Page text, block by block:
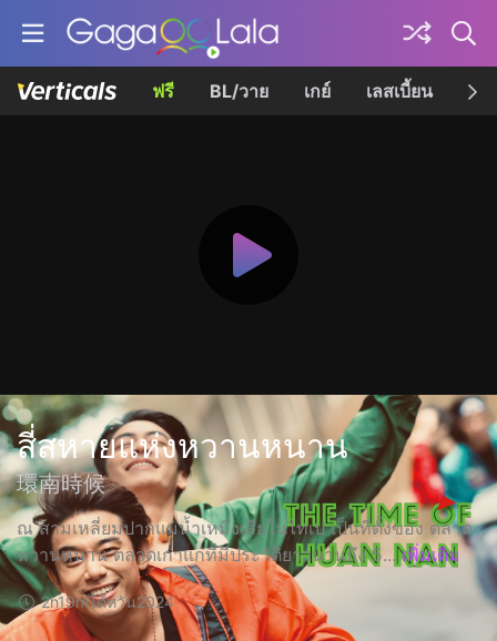
ฟรี BL/วาย เกย์ เลสเบี้ยน เค
สี่สหายแห่งหวานหนาน
環南時候
ณ สามเหลี่ยมปากแม่น้ำเหมิ่งเสียในไทเป เป็นที่ตั้งของ ตลาด
หวานหนาน ตลาดเก่าแก่ที่มีประวัติยาวนานถึง 5... เพิ่มเติม
2h19mไต้หวัน2024